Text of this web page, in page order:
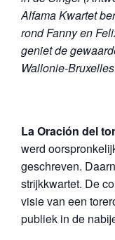
Alfama Kwartet
rond Fanny en
geniet de
Wallonie-
La Oración del
werd
geschreven.
strijkkwartet. De
visie van een
publiek in de